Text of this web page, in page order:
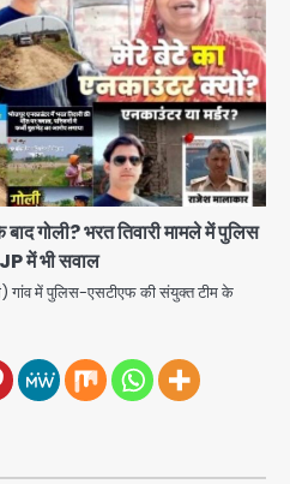
गोली? भरत तिवारी मामले में पुलिस
में भी सवाल
गांव में पुलिस-एसटीएफ की संयुक्त टीम के
Noida Gas
Fraud: बुजुर्ग से वीडियो
लाख की साइबर फ्रॉड
ट्रंप कैंपेन-व्हाइट हाउस
गए गाने, जानें पूरा विवाद
Kumar
टेस्ट पॉजिटिव, 17 घायल;
जारी
Airport Plane Crash: